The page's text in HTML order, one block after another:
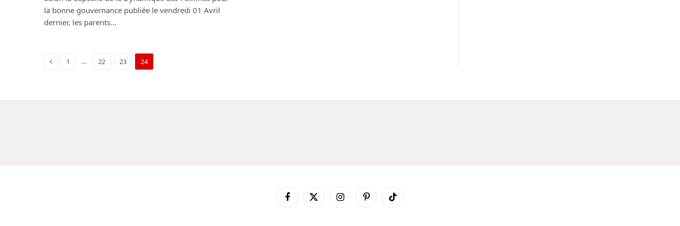
la bonne gouvernance publiée le vendredi 01 Avril
dernier, les parents…
Previous
1 … 22 23 24
FacebookX
InstagramPinterestTikTok